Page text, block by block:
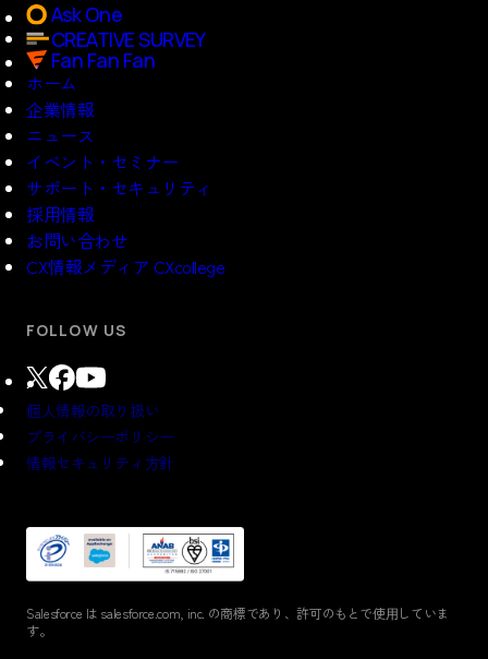
Ask One
CREATIVE SURVEY
Fan Fan Fan
ホーム
企業情報
ニュース
イベント・セミナー
サポート・セキュリティ
採用情報
お問い合わせ
CX情報メディア CXcollege
FOLLOW US
Salesforce は salesforce.com, inc. の商標であり、許可のもとで使⽤していま
す。
個人情報の取り扱い
プライバシーポリシー
情報セキュリティ方針